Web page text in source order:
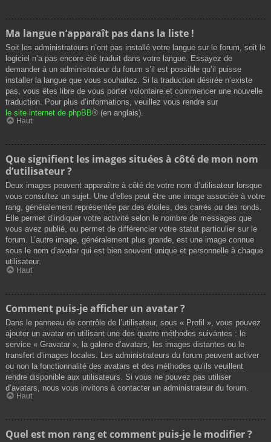
Ma langue n’apparaît pas dans la liste !
Soit les administrateurs n’ont pas installé votre langue sur le forum, soit le
logiciel n’a pas encore été traduit dans votre langue. Essayez de
demander à un administrateur du forum s’il est possible qu’il puisse
installer la langue que vous souhaitez. Si la traduction désirée n’existe
pas, vous êtes libre de vous porter volontaire et commencer une nouvelle
traduction. Pour plus d’informations, veuillez vous rendre sur
le site internet de phpBB® (en anglais).
Haut
Que signifient les images situées à côté de mon nom
d’utilisateur ?
Deux images peuvent apparaître à côté de votre nom d’utilisateur lorsque
vous consultez un sujet. Une d’elles peut être une image associée à votre
rang, généralement représentée par des étoiles, des carrés ou des ronds.
Elle permet d’indiquer votre activité selon le nombre de messages que
vous avez publié, ou permet de différencier votre statut particulier sur le
forum. L’autre image, généralement plus grande, est une image connue
sous le nom d’avatar qui est bien souvent unique et personnelle à chaque
utilisateur.
Haut
Comment puis-je afficher un avatar ?
Dans le panneau de contrôle de l’utilisateur, sous « Profil », vous pouvez
ajouter un avatar en utilisant une des quatre méthodes suivantes : le
service « Gravatar », la galerie d’avatars, les images distantes ou le
transfert d’images locales. Les administrateurs du forum peuvent activer
ou non la fonctionnalité des avatars et des méthodes qu’ils veuillent
rendre disponible aux utilisateurs. Si vous ne pouvez pas utiliser
d’avatars, nous vous invitons à contacter un administrateur du forum.
Haut
Quel est mon rang et comment puis-je le modifier ?